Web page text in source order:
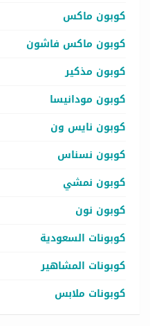
كوبون ماكس
كوبون ماكس فاشون
كوبون مذكير
كوبون مودانيسا
كوبون نايس ون
كوبون نسناس
كوبون نمشي
كوبون نون
كوبونات السعودية
كوبونات المشاهير
كوبونات ملابس